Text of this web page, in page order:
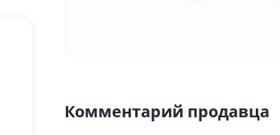
Комментарий продавца